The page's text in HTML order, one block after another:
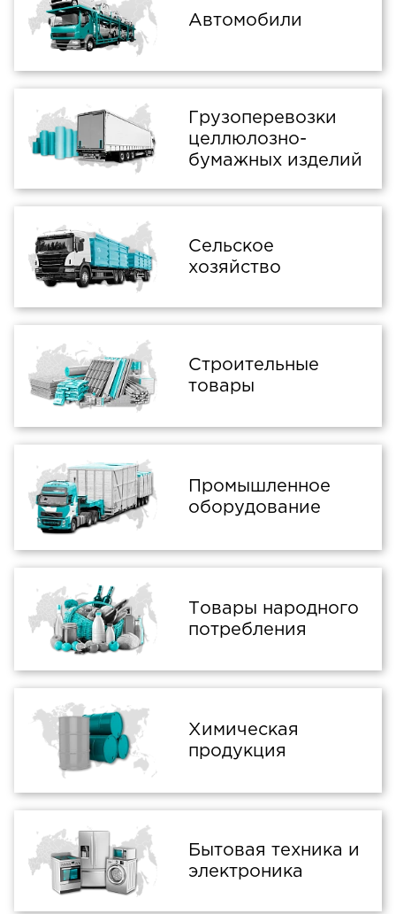
Автомобили
Грузоперевозки
целлюлозно-
бумажных изделий
Сельское
хозяйство
Строительные
товары
Промышленное
оборудование
Товары народного
потребления
Химическая
продукция
Бытовая техника и
электроника